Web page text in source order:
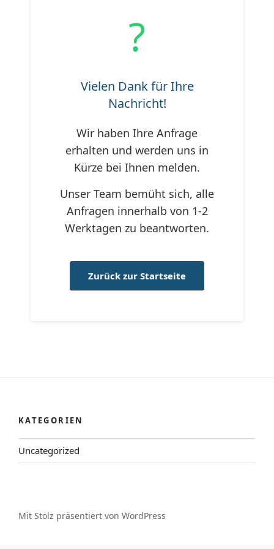
?
Vielen Dank für Ihre
Nachricht!
Wir haben Ihre Anfrage
erhalten und werden uns in
Kürze bei Ihnen melden.
Unser Team bemüht sich, alle
Anfragen innerhalb von 1-2
Werktagen zu beantworten.
Zurück zur Startseite
KATEGORIEN
Uncategorized
Mit Stolz präsentiert von WordPress